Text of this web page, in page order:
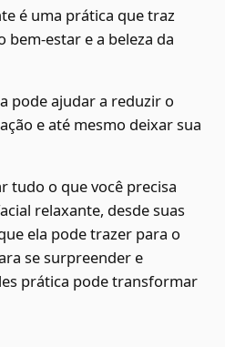
é uma prática que traz
estar e a beleza da
pode ajudar a reduzir o
e até mesmo deixar sua
tudo o que você precisa
relaxante, desde suas
ela pode trazer para o
se surpreender e
prática pode transformar